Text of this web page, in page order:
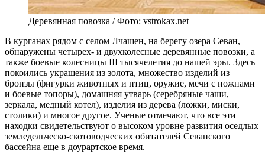
Деревянная повозка / Фото: vstrokax.net
В курганах рядом с селом Лчашен, на берегу озера Севан,
обнаружены четырех- и двухколесные деревянные повозки, а
также боевые колесницы III тысячелетия до нашей эры. Здесь
покоились украшения из золота, множество изделий из
бронзы (фигурки животных и птиц, оружие, мечи с ножнами
и боевые топоры), домашняя утварь (серебряные чаши,
зеркала, медный котел), изделия из дерева (ложки, миски,
столики) и многое другое. Ученые отмечают, что все эти
находки свидетельствуют о высоком уровне развития оседлых
земледельческо-скотоводческих обитателей Севанского
бассейна еще в доурартское время.